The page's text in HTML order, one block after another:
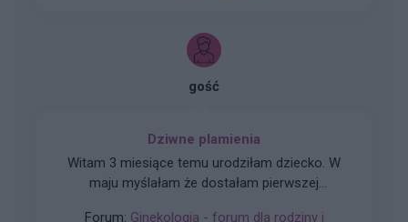
gość
Dziwne plamienia
Witam 3 miesiące temu urodziłam dziecko. W
maju myślałam że dostałam pierwszej
Forum: Ginekologia - forum dla rodziny i